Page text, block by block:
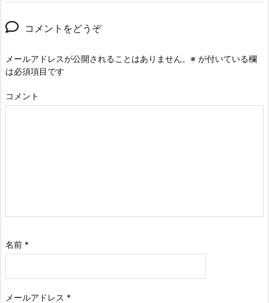
コメントをどうぞ
メールアドレスが公開されることはありません。 ※ が付いている欄
は必須項目です
コメント
名前 *
メールアドレス *